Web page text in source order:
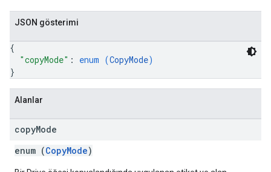
JSON gösterimi
{
"copyMode" : enum (CopyMode)
}
Alanlar
copyMode
enum (CopyMode)